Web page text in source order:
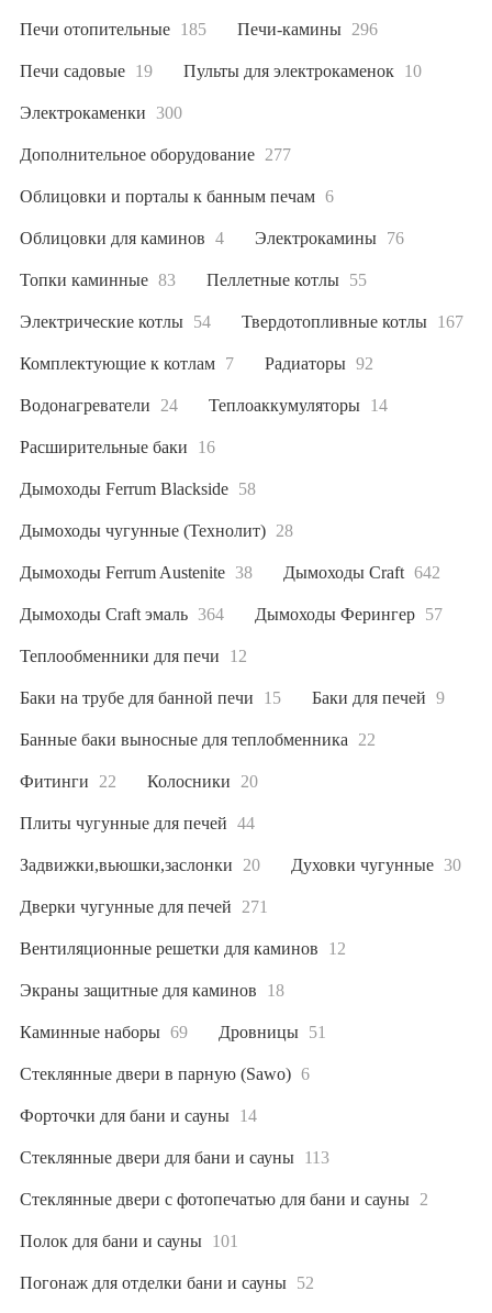
Печи отопительные 185 Печи-камины 296
Печи садовые 19 Пульты для электрокаменок 10
Электрокаменки 300
Дополнительное оборудование 277
Облицовки и порталы к банным печам 6
Облицовки для каминов 4 Электрокамины 76
Топки каминные 83 Пеллетные котлы 55
Электрические котлы 54 Твердотопливные котлы 167
Комплектующие к котлам 7 Радиаторы 92
Водонагреватели 24 Теплоаккумуляторы 14
Расширительные баки 16
Дымоходы Ferrum Blackside 58
Дымоходы чугунные (Технолит) 28
Дымоходы Ferrum Austenite 38 Дымоходы Craft 642
Дымоходы Craft эмаль 364 Дымоходы Ферингер 57
Теплообменники для печи 12
Баки на трубе для банной печи 15 Баки для печей 9
Банные баки выносные для теплобменника 22
Фитинги 22 Колосники 20
Плиты чугунные для печей 44
Задвижки,вьюшки,заслонки 20 Духовки чугунные 30
Дверки чугунные для печей 271
Вентиляционные решетки для каминов 12
Экраны защитные для каминов 18
Каминные наборы 69 Дровницы 51
Стеклянные двери в парную (Sawo) 6
Форточки для бани и сауны 14
Стеклянные двери для бани и сауны 113
Стеклянные двери с фотопечатью для бани и сауны 2
Полок для бани и сауны 101
Погонаж для отделки бани и сауны 52